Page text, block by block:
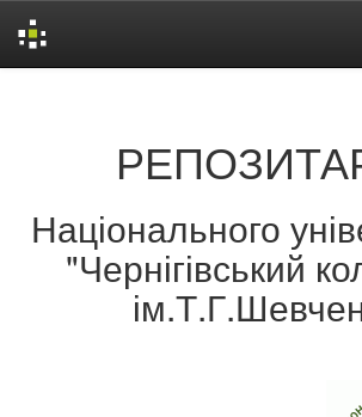
Національного
"Чернігівський